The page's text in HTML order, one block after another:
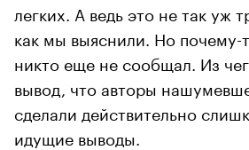
легких. А ведь это не так уж
как мы выяснили. Но
никто еще не сообщал. Из
вывод, что авторы
сделали действительно
идущие выводы.